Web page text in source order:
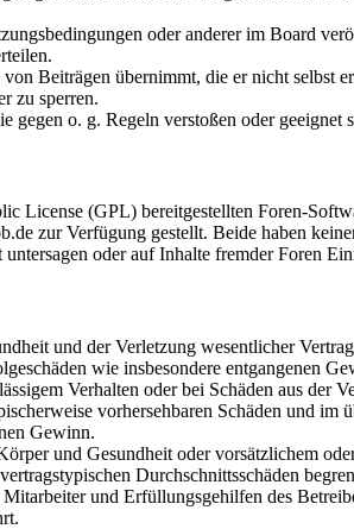
oder anderer im Board
Beiträgen übernimmt, die er nicht selbst
zu sperren.
gegen o. g. Regeln verstoßen oder
License (GPL) bereitgestellten Foren-
zur Verfügung gestellt. Beide haben
oder auf Inhalte fremder Foren
und der Verletzung wesentlicher
wie insbesondere entgangenen
Verhalten oder bei Schäden aus der
vorhersehbaren Schäden und im
Gewinn.
und Gesundheit oder vorsätzlichem
Durchschnittsschäden
und Erfüllungsgehilfen des